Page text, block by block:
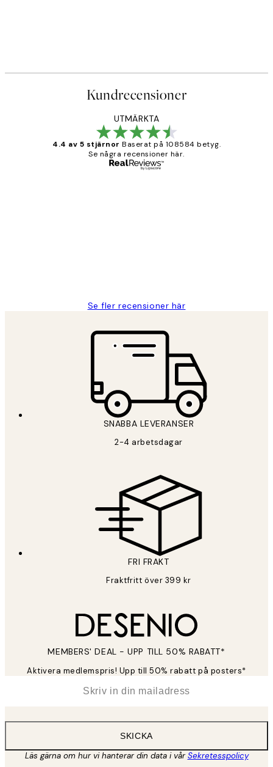
Kundrecensioner
UTMÄRKTA
4.4 av 5 stjärnor Baserat på 108584 betyg.
Se några recensioner här.
Se fler recensioner här
SNABBA LEVERANSER
2-4 arbetsdagar
FRI FRAKT
Fraktfritt över 399 kr
MEMBERS' DEAL - UPP TILL 50% RABATT*
Aktivera medlemspris! Upp till 50% rabatt på posters*
SKICKA
Läs gärna om hur vi hanterar din data i vårSekretesspolicy